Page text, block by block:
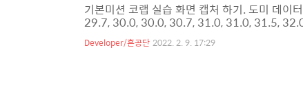
기본미션 코랩 실습 화면 캡처 하기. 도미 데
29.7, 30.0, 30.0, 30.7, 31.0, 31.0, 31.5,
36.0, 36.0, 37.0, 38.5, 38.5, 39.5, 41.0,
500.0, 390.0, 450.0, 500.0, 475.0, 500.0,
Developer/혼공단 2022. 2. 9. 17:29